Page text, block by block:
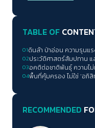
TABLE OF
01ดินล้า ป่าอ่อน ความรุนแ
02ประวัติศาสตร์สัมปทาน แ
03อคติต่อชาติพันธุ์ ความไ
04พื้นที่คุ้มครอง ไม่ใช่ ‘อภิสิ
RECOMMENDED